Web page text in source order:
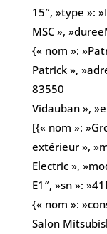
15″, »type »:
MSC »,
{« nom »:
Patrick »,
83550
Vidauban »,
[{« nom »:
extérieur »,
Electric »,
E1″, »sn »:
{« nom »:
Salon